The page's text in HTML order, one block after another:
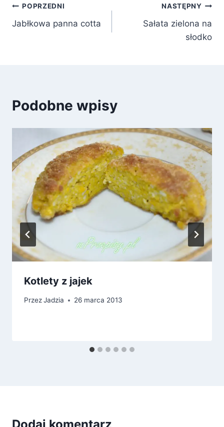
Nawigacja
wpisu
POPRZEDNI
Jabłkowa panna cotta
NASTĘPNY
Sałata zielona na
słodko
Podobne wpisy
Kotlety z jajek
PrzezJadzia 26 marca 2013